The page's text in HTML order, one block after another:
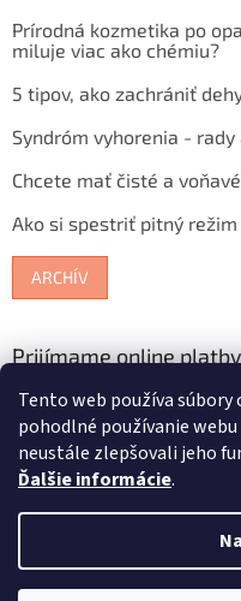
Tento web používa súbory
pohodlné používanie
neustále zlepšovali jeho
Ďalšie informácie.
Prírodná kozmetika po
miluje viac ako chémiu?
5 tipov, ako zachrániť
Syndróm vyhorenia -
Chcete mať čisté a
Ako si spestriť pitný režim
ARCHÍV
Prijímame online platby
Copyright 2026